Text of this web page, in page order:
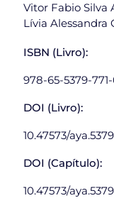
Vitor Fabio Silva
Lívia Alessandra
ISBN (Livro):
978-65-5379-
DOI (Livro):
10.47573/
DOI (Capítulo):
10.47573/